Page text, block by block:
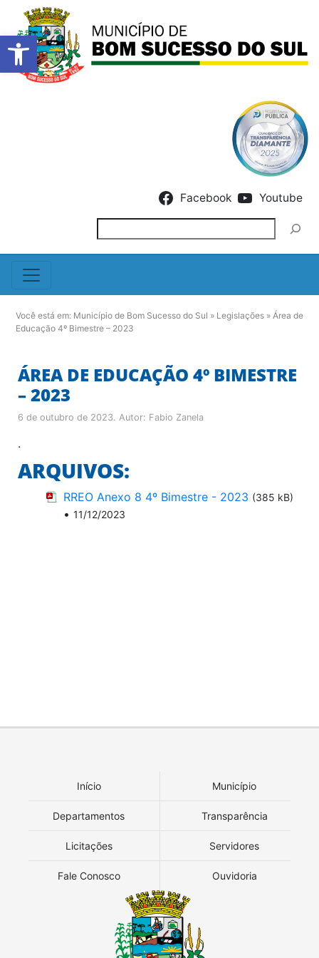
Barra de Ferramentas
Facebook Youtube
Você está em: Município de Bom Sucesso do Sul » Legislações » Área de
Educação 4º Bimestre – 2023
ÁREA DE EDUCAÇÃO 4º BIMESTRE
– 2023
6 de outubro de 2023. Autor: Fabio Zanela
.
ARQUIVOS:
RREO Anexo 8 4º Bimestre - 2023 (385 kB)
• 11/12/2023
Início Município
Departamentos Transparência
Licitações Servidores
Fale Conosco Ouvidoria